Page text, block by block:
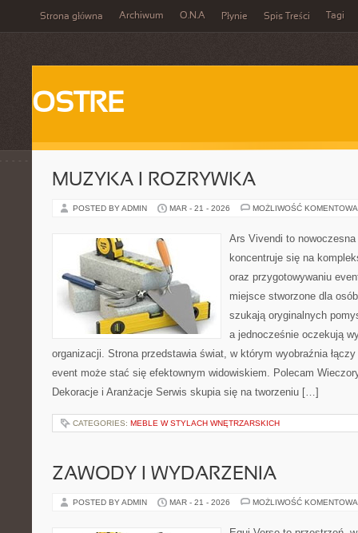
Strona główna Archiwum O.N.A Płynie Spis Treści Tagi
OSTRE
MUZYKA I ROZRYWKA
POSTED BY ADMIN MAR - 21 - 2026 MOŻLIWOŚĆ
Ars Vivendi to
koncentruje się na
oraz przygotowywaniu
miejsce stworzone dla
szukają oryginalnych
a jednocześnie oczekują
organizacji. Strona przedstawia świat, w którym wyobraźnia
event może stać się efektownym widowiskiem. Polecam
Dekoracje i Aranżacje Serwis skupia się na tworzeniu […]
CATEGORIES: MEBLE W STYLACH WNĘTRZARSKICH
ZAWODY I WYDARZENIA
POSTED BY ADMIN MAR - 21 - 2026 MOŻLIWOŚĆ